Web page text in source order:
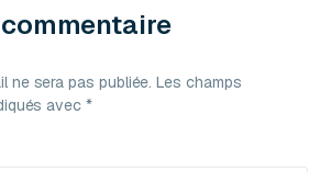
ne sera pas publiée. Les champs
avec *